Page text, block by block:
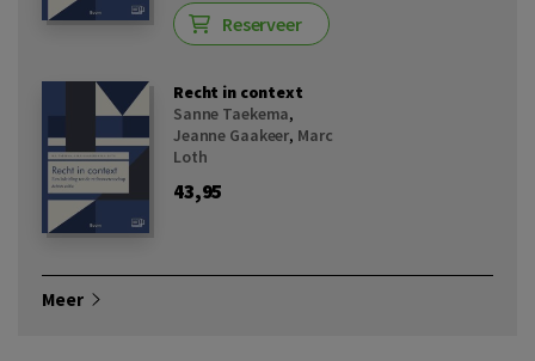
Reserveer
Recht in context
Sanne Taekema,
Jeanne Gaakeer, Marc
Loth
43,95
Meer